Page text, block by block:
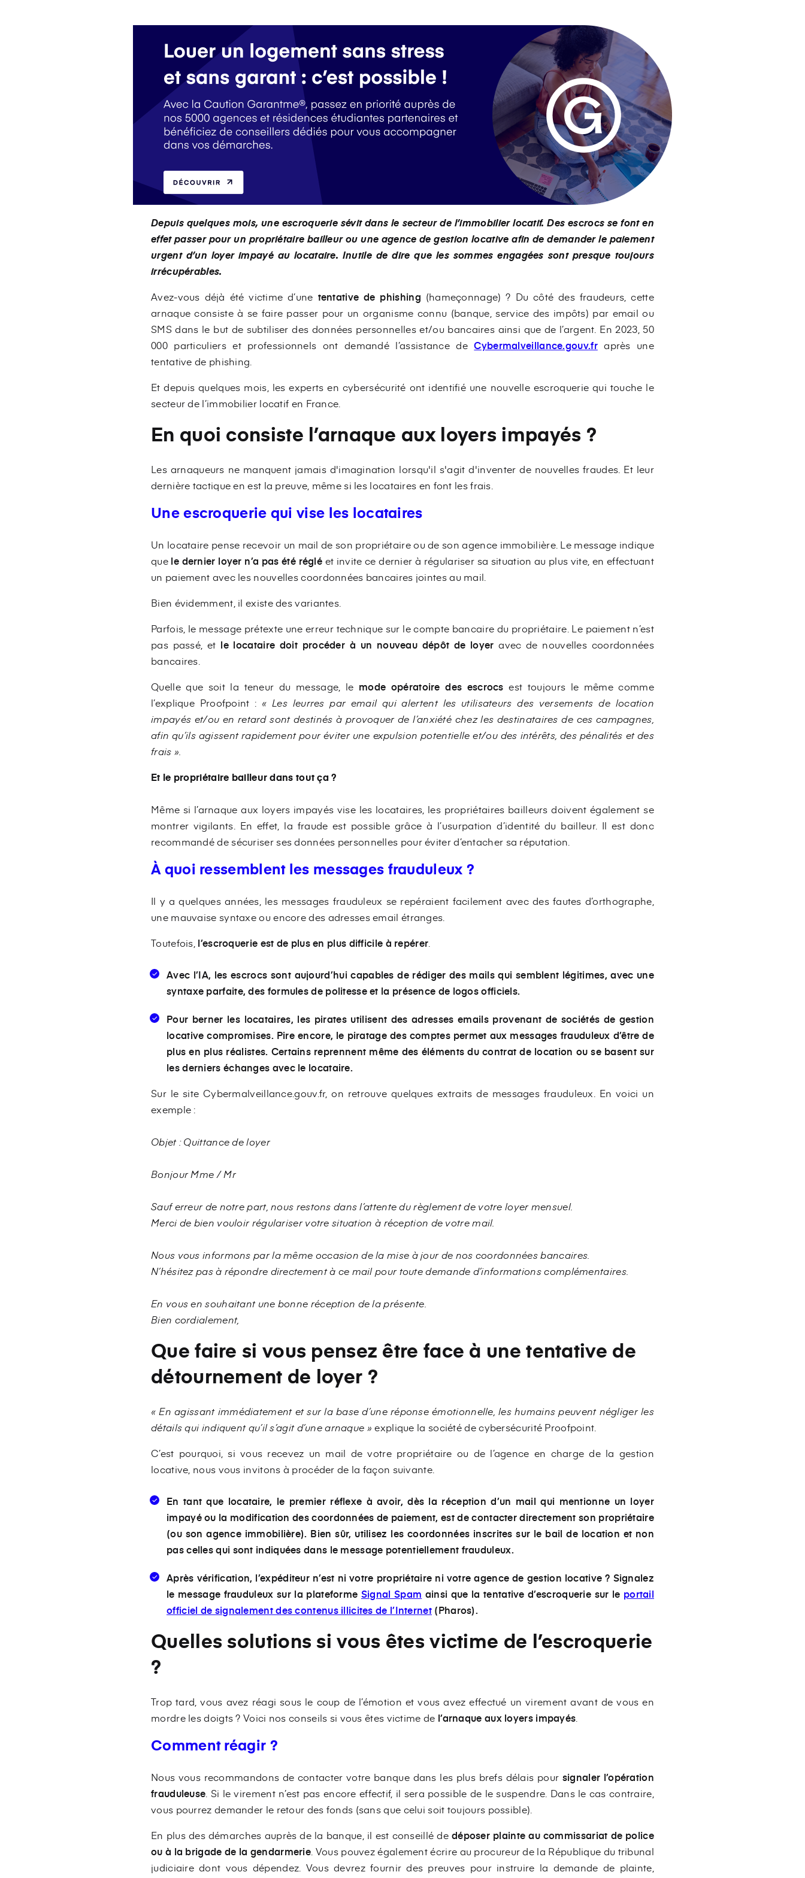
Depuis quelques mois, une escroquerie sévit dans le secteur de l’immobilier locatif. Des escrocs se font en
effet passer pour un propriétaire bailleur ou une agence de gestion locative afin de demander le paiement
urgent d’un loyer impayé au locataire. Inutile de dire que les sommes engagées sont presque toujours
irrécupérables.
Avez-vous déjà été victime d’une tentative de phishing (hameçonnage) ? Du côté des fraudeurs, cette
arnaque consiste à se faire passer pour un organisme connu (banque, service des impôts) par email ou
SMS dans le but de subtiliser des données personnelles et/ou bancaires ainsi que de l’argent. En 2023, 50
000 particuliers et professionnels ont demandé l’assistance deCybermalveillance.gouv.fraprès une
tentative de phishing.
Et depuis quelques mois, les experts en cybersécurité ont identifié une nouvelle escroquerie qui touche le
secteur de l’immobilier locatif en France.
En quoi consiste l’arnaque aux loyers impayés ?
Les arnaqueurs ne manquent jamais d'imagination lorsqu'il s'agit d'inventer de nouvelles fraudes. Et leur
dernière tactique en est la preuve, même si les locataires en font les frais.
Une escroquerie qui vise les locataires
Un locataire pense recevoir un mail de son propriétaire ou de son agence immobilière. Le message indique
que le dernier loyer n’a pas été réglé et invite ce dernier à régulariser sa situation au plus vite, en effectuant
un paiement avec les nouvelles coordonnées bancaires jointes au mail.
Bien évidemment, il existe des variantes.
Parfois, le message prétexte une erreur technique sur le compte bancaire du propriétaire. Le paiement n’est
pas passé, et le locataire doit procéder à un nouveau dépôt de loyeravec de nouvelles coordonnées
bancaires.
Quelle que soit la teneur du message, le mode opératoire des escrocs est toujours le même comme
l’explique Proofpoint : « Les leurres par email qui alertent les utilisateurs des versements de location
impayés et/ou en retard sont destinés à provoquer de l’anxiété chez les destinataires de ces campagnes,
afin qu’ils agissent rapidement pour éviter une expulsion potentielle et/ou des intérêts, des pénalités et des
frais ».
Et le propriétaire bailleur dans tout ça ?
Même si l’arnaque aux loyers impayés vise les locataires, les propriétaires bailleurs doivent également se
montrer vigilants. En effet, la fraude est possible grâce à l’usurpation d’identité du bailleur. Il est donc
recommandé de sécuriser ses données personnelles pour éviter d’entacher sa réputation.
À quoi ressemblent les messages frauduleux ?
Il y a quelques années, les messages frauduleux se repéraient facilement avec des fautes d’orthographe,
une mauvaise syntaxe ou encore des adresses email étranges.
Toutefois, l’escroquerie est de plus en plus difficile à repérer
Avec l’IA, les escrocs sont aujourd’hui capables de rédigerdes mails qui semblent légitimes, avec une
syntaxe parfaite, des formules de politesse et la présence de logos officiels.
Pour berner les locataires, les pirates utilisent des adresses emails provenant de sociétés de gestion
locative compromises. Pire encore, le piratage des comptes permet aux messages frauduleux d’être de
plus en plus réalistes. Certains reprennent même des éléments du contrat de location ou se basent sur
les derniers échanges avec le locataire.
Sur le site Cybermalveillance.gouv.fr, on retrouve quelques extraits de messages frauduleux. En voici un
exemple :
Objet : Quittance de loyer
Bonjour Mme / Mr
Sauf erreur de notre part, nous restons dans l’attente du règlement de votre loyer mensuel.
Merci de bien vouloir régulariser votre situation à réception de votre mail.
Nous vous informons par la même occasion de la mise à jour de nos coordonnéesbancaires.
N’hésitez pas à répondre directement à ce mail pour toute demande d’informationscomplémentaires.
En vous en souhaitant une bonne réception de la présente.
Bien cordialement,
Que faire si vous pensez être face à une tentative de
détournement de loyer ?
« En agissant immédiatement et sur la base d’une réponse émotionnelle, les humains peuvent négliger les
détails qui indiquent qu’il s’agit d’une arnaque » explique la société de cybersécurité Proofpoint.
C’est pourquoi, si vous recevez un mail de votre propriétaire ou de l’agence en charge de la gestion
locative, nous vous invitons à procéder de la façon suivante.
En tant que locataire, le premier réflexe à avoir, dès la réception d’un mail qui mentionne un loyer
impayé ou la modification des coordonnées de paiement, est decontacter directement son propriétaire
(ou son agence immobilière). Bien sûr, utilisez les coordonnées inscrites sur le bail de location et non
pas celles qui sont indiquées dans le message potentiellement frauduleux.
Après vérification, l’expéditeur n’est ni votre propriétaire ni votre agence de gestion locative ? Signalez
le message frauduleuxsur la plateforme Signal Spam ainsi que la tentative d’escroquerie sur le portail
officiel de signalement des contenus illicites de l’Internet (Pharos).
Quelles solutions si vous êtes victime de l’escroquerie
?
Trop tard, vous avez réagi sous le coup de l’émotion et vous avez effectué un virement avant de vous en
mordre les doigts ? Voici nos conseils si vous êtes victime de l’arnaque aux loyers impayés
Comment réagir ?
Nous vous recommandons de contacter votre banque dans les plus brefs délais pour signaler l’opération
frauduleuse . Si le virement n’est pas encore effectif, il sera possible de le suspendre. Dans le cas contraire,
vous pourrez demander le retour des fonds (sans que celui soit toujours possible).
En plus des démarches auprès de la banque, il est conseillé de déposer plainte au commissariat de police
ou à la brigade de la gendarmerie . Vous pouvez également écrire au procureur de la République du tribunal
judiciaire dont vous dépendez. Vous devrez fournir des preuves pour instruire la demande de plainte,